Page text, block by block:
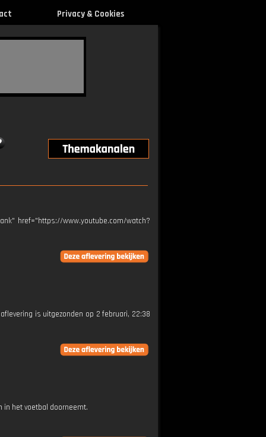
Privacy & Cookies
href="https://www.youtube.com/watch?
is uitgezonden op 2 februari, 22:38
het voetbal doorneemt.